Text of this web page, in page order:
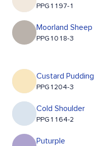
PPG1197-1
Moorland Sheep
PPG1018-3
Custard Pudding
PPG1204-3
Cold Shoulder
PPG1164-2
Puturple